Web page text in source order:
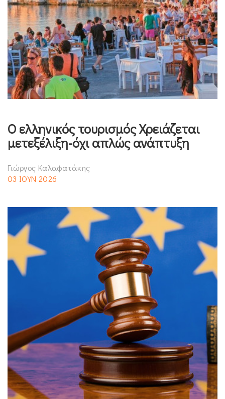
Ο ελληνικός τουρισμός Χρειάζεται
μετεξέλιξη-όχι απλώς ανάπτυξη
Γιώργος Καλαφατάκης
03 ΙΟΥΝ 2026